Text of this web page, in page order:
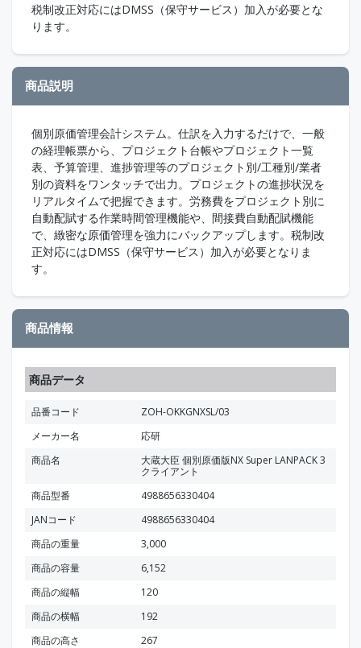
税制改正対応にはDMSS（保守サービス）加入が必要とな
ります。
商品説明
個別原価管理会計システム。仕訳を入力するだけで、一般
の経理帳票から、プロジェクト台帳やプロジェクト一覧
表、予算管理、進捗管理等のプロジェクト別/工種別/業者
別の資料をワンタッチで出力。プロジェクトの進捗状況を
リアルタイムで把握できます。労務費をプロジェクト別に
自動配賦する作業時間管理機能や、間接費自動配賦機能
で、緻密な原価管理を強力にバックアップします。税制改
正対応にはDMSS（保守サービス）加入が必要となりま
す。
商品情報
商品データ
品番コード
ZOH-OKKGNXSL/03
メーカー名
応研
商品名
大蔵大臣 個別原価版NX Super LANPACK 3
クライアント
商品型番
4988656330404
JANコード
4988656330404
商品の重量
3,000
商品の容量
6,152
商品の縦幅
120
商品の横幅
192
商品の高さ
267